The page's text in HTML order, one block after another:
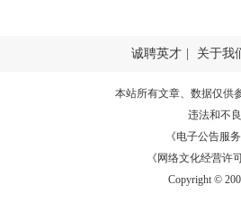
诚聘英才 关于我
本站所有文章、数据仅供
违法和不
《电子公告服务
《网络文化经营许
Copyright ©